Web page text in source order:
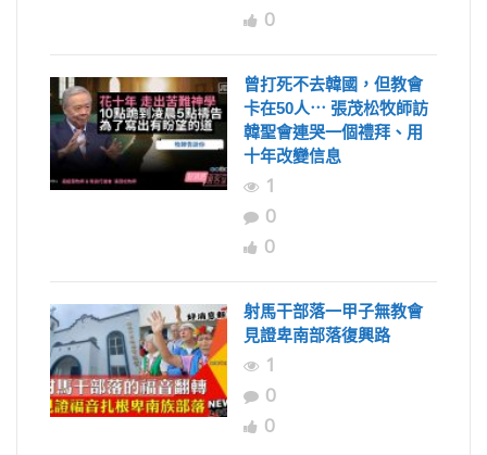
0
曾打死不去韓國，但教會
卡在50人⋯ 張茂松牧師訪
韓聖會連哭一個禮拜、用
十年改變信息
1
0
0
射馬干部落一甲子無教會
見證卑南部落復興路
1
0
0